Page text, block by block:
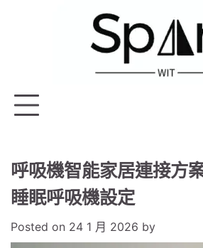
呼吸機智能家居連接方
睡眠呼吸機設定
Posted on 24 1 月 2026 by